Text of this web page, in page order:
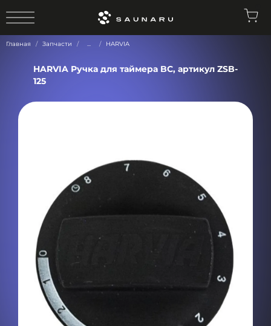
Главная Запчасти ... HARVIA
HARVIA Ручка для таймера BC, артикул ZSB-
125